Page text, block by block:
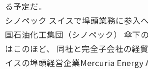
る予定だ。
シノペック スイスで埠頭業務に参
国石油化工集団（シノペック） 傘下
はこのほど、 同社と完全子会社の経
イスの埠頭経営企業Mercuria Energy